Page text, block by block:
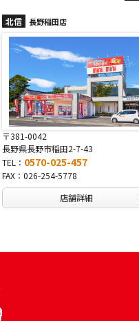
北信 長野高田店
〒381-0034
長野県長野市高田1307-1
TEL： 0570-067-677
FAX：026-267-6778
店舗詳細